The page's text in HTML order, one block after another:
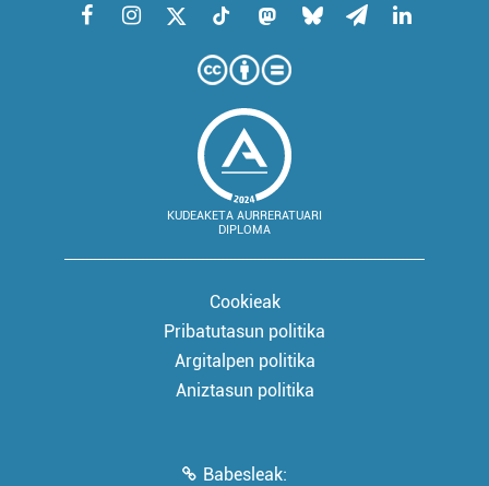
KUDEAKETA AURRERATUARI
DIPLOMA
Cookieak
Pribatutasun politika
Argitalpen politika
Aniztasun politika
Babesleak: